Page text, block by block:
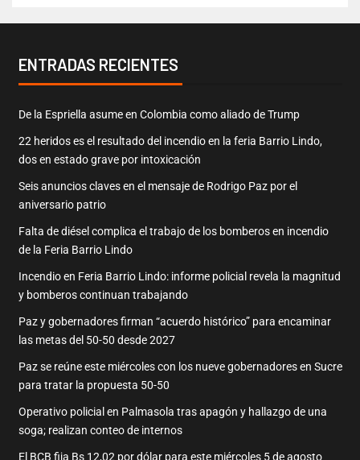
ENTRADAS RECIENTES
De la Espriella asume en Colombia como aliado de Trump
22 heridos es el resultado del incendio en la feria Barrio Lindo,
dos en estado grave por intoxicación
Seis anuncios claves en el mensaje de Rodrigo Paz por el
aniversario patrio
Falta de diésel complica el trabajo de los bomberos en incendio
de la Feria Barrio Lindo
Incendio en Feria Barrio Lindo: informe policial revela la magnitud
y bomberos continuan trabajando
Paz y gobernadores firman “acuerdo histórico” para encaminar
las metas del 50-50 desde 2027
Paz se reúne este miércoles con los nueve gobernadores en Sucre
para tratar la propuesta 50-50
Operativo policial en Palmasola tras apagón y hallazgo de una
soga; realizan conteo de internos
El BCB fija Bs 12,02 por dólar para este miércoles 5 de agosto